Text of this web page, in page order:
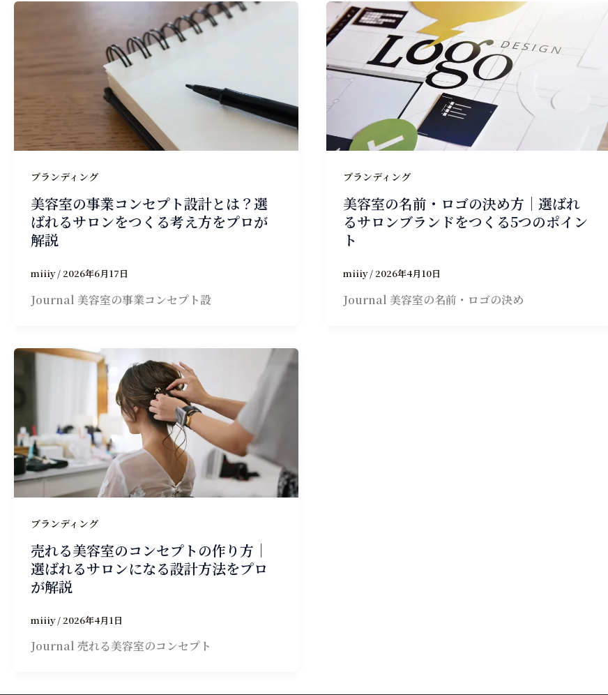
ブランディング
美容室の事業コンセプト設計とは？選
ばれるサロンをつくる考え方をプロが
解説
miiiy/ 2026年6月17日
Journal 美容室の事業コンセプト設
ブランディング
美容室の名前・ロゴの決め方｜選ばれ
るサロンブランドをつくる5つのポイン
ト
miiiy/ 2026年4月10日
Journal 美容室の名前・ロゴの決め
ブランディング
売れる美容室のコンセプトの作り方｜
選ばれるサロンになる設計方法をプロ
が解説
miiiy/ 2026年4月1日
Journal 売れる美容室のコンセプト